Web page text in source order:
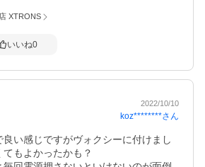
XTRONS
いいね0
2022/10/10
koz********さん
い感じですがヴォクシーに付けまし
もよかったかも？